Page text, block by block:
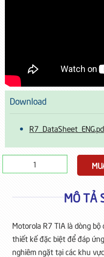
Download
MÔ TẢ
Motorola R7 TIA là dòng
thiết kế đặc biệt để đáp
nghiêm ngặt tại các khu